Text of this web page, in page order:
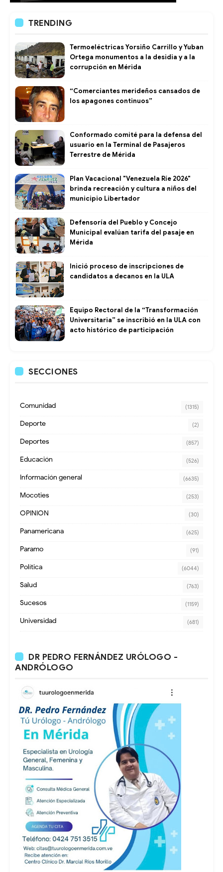
TRENDING
Termoeléctricas Yorsiño Carrillo y Yuban
Ortega monumentos a la desidia y a la
corrupción en Mérida
“Comerciantes merideños cansados de
los apagones continuos”
Conformado comité para la defensa del
usuario en la Terminal de Pasajeros
Terrestre de Mérida
Plan Vacacional "Venezuela Ríe 2026"
brinda recreación y cultura a niños del
municipio Libertador
Defensoría del Pueblo y Concejo
Municipal evalúan tarifa del pasaje en
Mérida
Inició proceso de inscripciones de
candidatos a decanos en la ULA
Equipo Rectoral de la “Transformación
Universitaria” se inscribió en la ULA con
acto histórico de participación
SECCIONES
Comunidad (1315)
Deporte (2)
Deportes (857)
Educación (526)
Información general (6635)
Mocoties (253)
OPINION (30)
Panamericana (625)
Paramo (91)
Política (6044)
Salud (763)
Sucesos (1159)
Universidad (681)
DR PEDRO FERNÁNDEZ URÓLOGO -
ANDRÓLOGO